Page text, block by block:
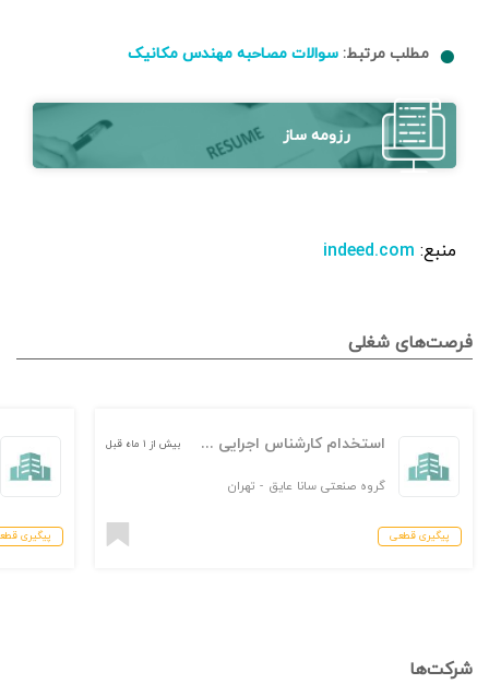
مطلب مرتبط: سوالات مصاحبه مهندس مکانیک
رزومه ساز
منبع: indeed.com
فرصت‌های شغلی
استخدام کارشناس اجرایی تأسیسات
گروه صنعتی سانا عایق - تهران
بیش از ۱ ماه قبل
پیگیری قطعی پیگیری
شرکت‌ها